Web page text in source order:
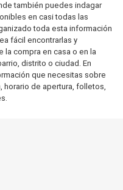
también puedes indagar
en casi todas las
toda esta información
fácil encontrarlas y
la compra en casa o en la
distrito o ciudad. En
que necesitas sobre
horario de apertura, folletos,